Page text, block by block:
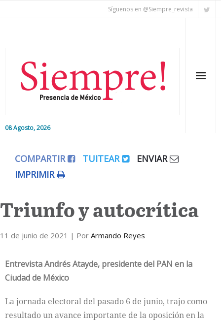
Síguenos en @Siempre_revista
08 Agosto, 2026
Editorial
Colaboradores
Internacional
Cultura
COMPARTIR TUITEAR
ENVIAR
IMPRIMIR
Triunfo y autocrítica
11 de junio de 2021 | Por Armando Reyes
Entrevista Andrés Atayde, presidente del PAN en la
Ciudad de México
La jornada electoral del pasado 6 de junio, trajo como
resultado un avance importante de la oposición en la